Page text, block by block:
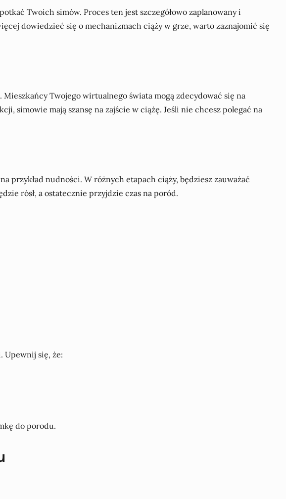
Twoich simów. Proces ten jest szczegółowo zaplanowany i
dowiedzieć się o mechanizmach ciąży w grze, warto zaznajomić się
Twojego wirtualnego świata mogą zdecydować się na
simowie mają szansę na zajście w ciążę. Jeśli nie chcesz polegać na
przykład nudności. W różnych etapach ciąży, będziesz zauważać
rósł, a ostatecznie przyjdzie czas na poród.
Upewnij się, że:
do porodu.